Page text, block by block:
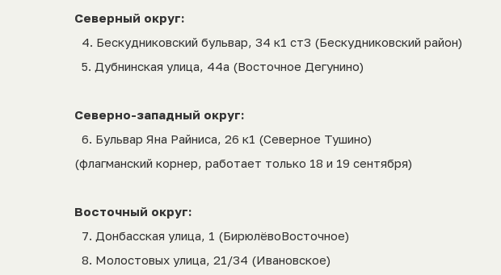
Северный округ:
4.⁠ ⁠Бескудниковский бульвар, 34 к1 ст3 (Бескудниковский район)
5.⁠ ⁠Дубнинская улица, 44а (Восточное Дегунино)
Северно-западный округ:
6.⁠ ⁠Бульвар Яна Райниса, 26 к1 (Северное Тушино)
(флагманский корнер, работает только 18 и 19 сентября)
Восточный округ:
7.⁠ ⁠Донбасская улица, 1 (БирюлёвоВосточное)
8.⁠ ⁠Молостовых улица, 21/34 (Ивановское)